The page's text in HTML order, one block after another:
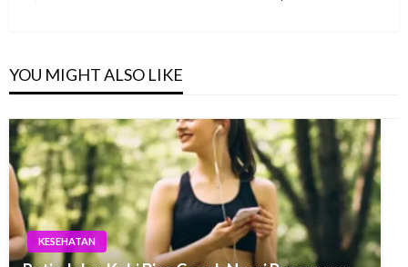
YOU MIGHT ALSO LIKE
KESEHATAN